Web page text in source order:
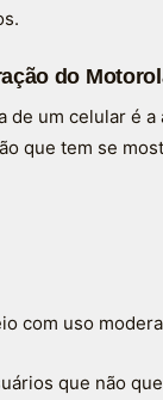
do
um celular é
que tem se
com uso
que não